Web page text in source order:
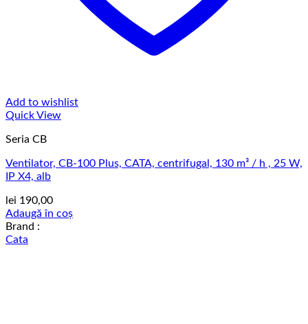
Add to wishlist
Quick View
Seria CB
Ventilator, CB-100 Plus, CATA, centrifugal, 130 m³ / h , 25 W,
IP X4, alb
lei 190,00
Adaugă în coș
Brand :
Cata